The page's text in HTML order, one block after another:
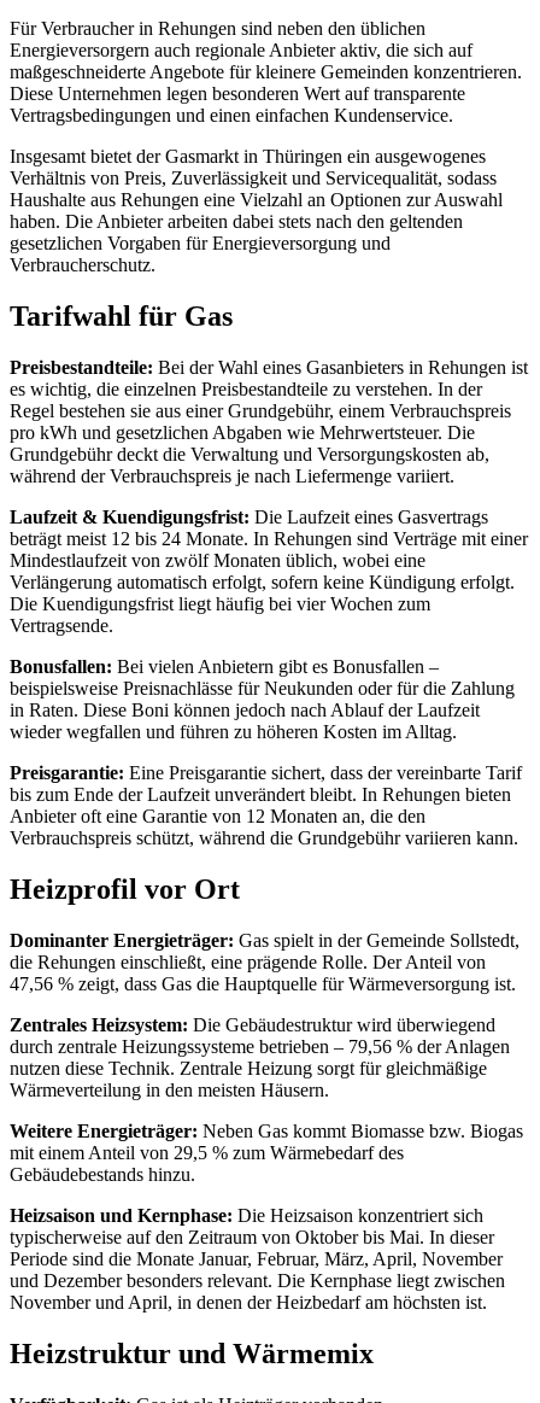
Für Verbraucher in Rehungen sind neben den üblichen
Energieversorgern auch regionale Anbieter aktiv, die sich auf
maßgeschneiderte Angebote für kleinere Gemeinden konzentrieren.
Diese Unternehmen legen besonderen Wert auf transparente
Vertragsbedingungen und einen einfachen Kundenservice.
Insgesamt bietet der Gasmarkt in Thüringen ein ausgewogenes
Verhältnis von Preis, Zuverlässigkeit und Servicequalität, sodass
Haushalte aus Rehungen eine Vielzahl an Optionen zur Auswahl
haben. Die Anbieter arbeiten dabei stets nach den geltenden
gesetzlichen Vorgaben für Energieversorgung und
Verbraucherschutz.
Tarifwahl für Gas
Preisbestandteile: Bei der Wahl eines Gasanbieters in Rehungen ist
es wichtig, die einzelnen Preisbestandteile zu verstehen. In der
Regel bestehen sie aus einer Grundgebühr, einem Verbrauchspreis
pro kWh und gesetzlichen Abgaben wie Mehrwertsteuer. Die
Grundgebühr deckt die Verwaltung und Versorgungskosten ab,
während der Verbrauchspreis je nach Liefermenge variiert.
Laufzeit & Kuendigungsfrist: Die Laufzeit eines Gasvertrags
beträgt meist 12 bis 24 Monate. In Rehungen sind Verträge mit einer
Mindestlaufzeit von zwölf Monaten üblich, wobei eine
Verlängerung automatisch erfolgt, sofern keine Kündigung erfolgt.
Die Kuendigungsfrist liegt häufig bei vier Wochen zum
Vertragsende.
Bonusfallen: Bei vielen Anbietern gibt es Bonusfallen –
beispielsweise Preisnachlässe für Neukunden oder für die Zahlung
in Raten. Diese Boni können jedoch nach Ablauf der Laufzeit
wieder wegfallen und führen zu höheren Kosten im Alltag.
Preisgarantie: Eine Preisgarantie sichert, dass der vereinbarte Tarif
bis zum Ende der Laufzeit unverändert bleibt. In Rehungen bieten
Anbieter oft eine Garantie von 12 Monaten an, die den
Verbrauchspreis schützt, während die Grundgebühr variieren kann.
Heizprofil vor Ort
Dominanter Energieträger: Gas spielt in der Gemeinde Sollstedt,
die Rehungen einschließt, eine prägende Rolle. Der Anteil von
47,56 % zeigt, dass Gas die Hauptquelle für Wärmeversorgung ist.
Zentrales Heizsystem: Die Gebäudestruktur wird überwiegend
durch zentrale Heizungssysteme betrieben – 79,56 % der Anlagen
nutzen diese Technik. Zentrale Heizung sorgt für gleichmäßige
Wärmeverteilung in den meisten Häusern.
Weitere Energieträger: Neben Gas kommt Biomasse bzw. Biogas
mit einem Anteil von 29,5 % zum Wärmebedarf des
Gebäudebestands hinzu.
Heizsaison und Kernphase: Die Heizsaison konzentriert sich
typischerweise auf den Zeitraum von Oktober bis Mai. In dieser
Periode sind die Monate Januar, Februar, März, April, November
und Dezember besonders relevant. Die Kernphase liegt zwischen
November und April, in denen der Heizbedarf am höchsten ist.
Heizstruktur und Wärmemix